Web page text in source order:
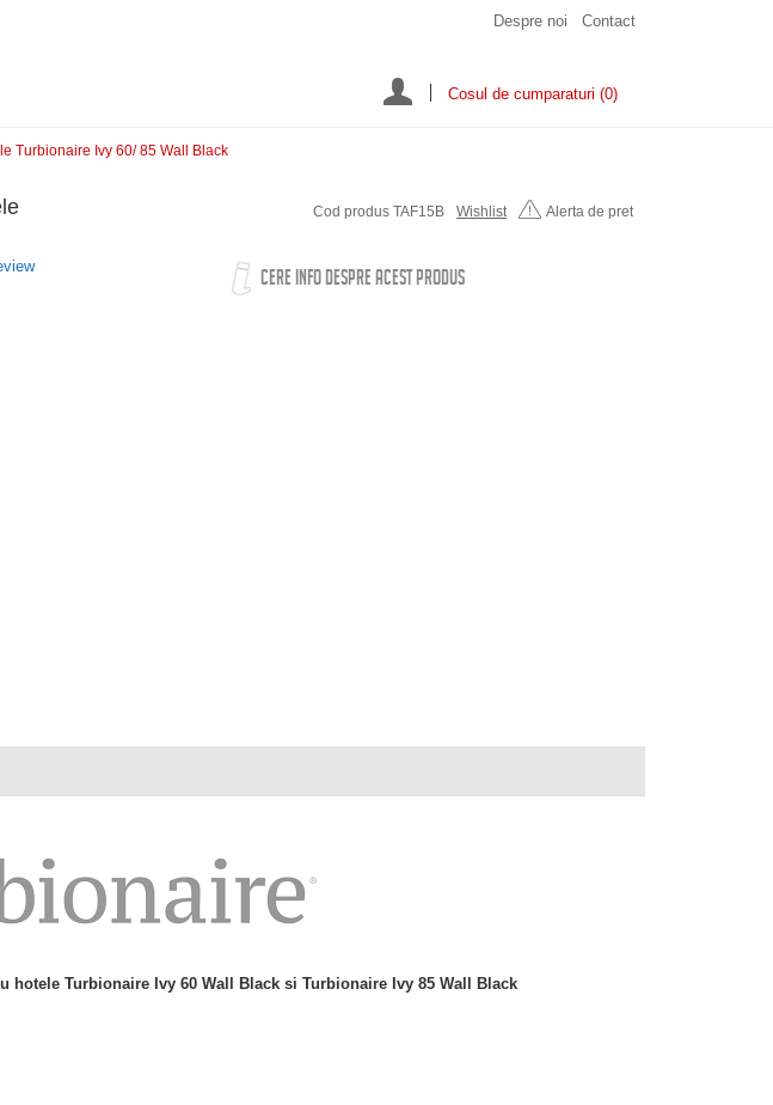
Despre noi Contact
Cosul de cumparaturi (0)
Turbionaire Ivy 60/ 85 Wall Black
Cod produs TAF15B Wishlist Alerta de pret
CERE INFO DESPRE ACEST PRODUS
Turbionaire Ivy 60 Wall Black si Turbionaire Ivy 85 Wall Black